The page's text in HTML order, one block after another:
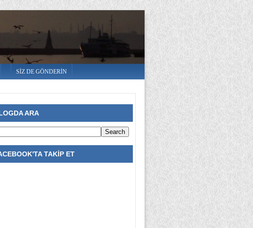
SİZ DE GÖNDERİN
ARA
TAKİP ET